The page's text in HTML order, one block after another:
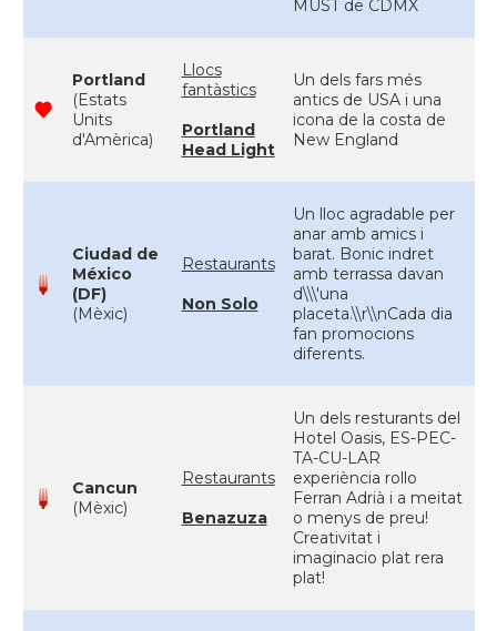
MUST de CDMX
Portland
(Estats
Units
d'Amèrica)
Llocs
fantàstics
Portland
Head Light
Un dels fars més
antics de USA i una
icona de la costa de
New England
Ciudad de
México
(DF)
(Mèxic)
Restaurants
Non Solo
Un lloc agradable per
anar amb amics i
barat. Bonic indret
amb terrassa davan
d\\\'una
placeta.\\r\\nCada dia
fan promocions
diferents.
Cancun
(Mèxic)
Restaurants
Benazuza
Un dels resturants del
Hotel Oasis, ES-PEC-
TA-CU-LAR
experiència rollo
Ferran Adrià i a meitat
o menys de preu!
Creativitat i
imaginacio plat rera
plat!